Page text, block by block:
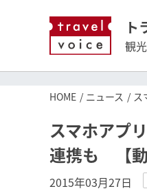
ト
観
HOME ニュース ス
スマホアプ
連携も 【動
2015年03月27日